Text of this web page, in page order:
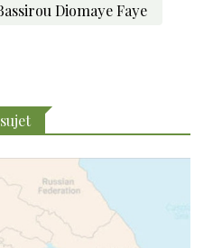
Diomaye Faye